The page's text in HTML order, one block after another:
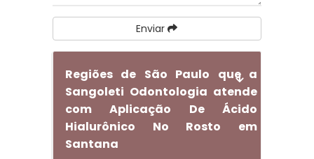
Enviar
Regiões de São Paulo que a
Sangoleti Odontologia atende
com Aplicação De Ácido
Hialurônico No Rosto em
Santana